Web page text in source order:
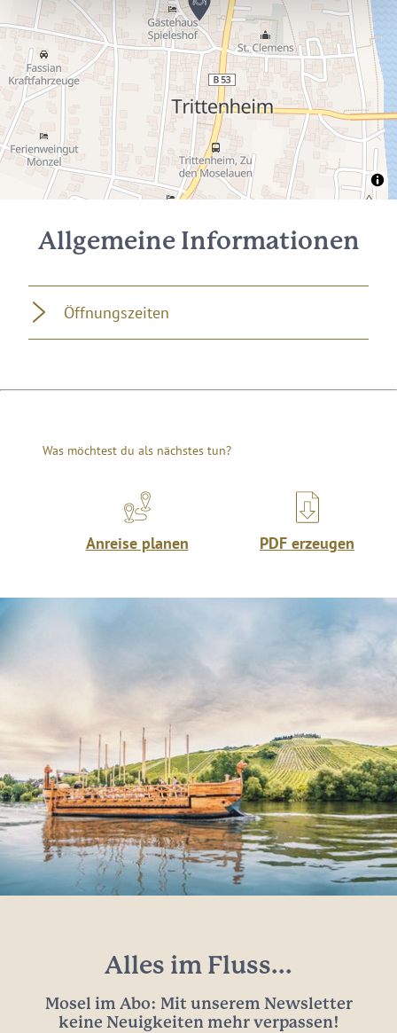
Allgemeine Informationen
Öffnungszeiten
Was möchtest du als nächstes tun?
Anreise planen PDF erzeugen
Alles im Fluss...
Mosel im Abo: Mit unserem Newsletter
keine Neuigkeiten mehr verpassen!